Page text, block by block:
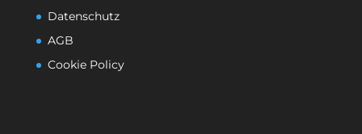
Datenschutz
AGB
Cookie Policy